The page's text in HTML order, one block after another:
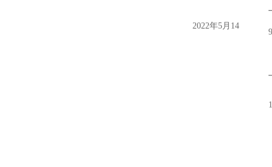
2022年5月14
9